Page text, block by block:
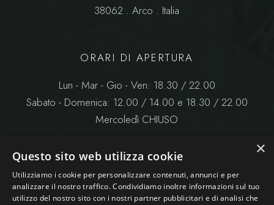
38062 . Arco . Italia
ORARI DI APERTURA
Lun - Mar - Gio - Ven: 18.30 / 22.00
Sabato - Domenica: 12.00 / 14.00 e 18.30 / 22.00
Mercoledì CHIUSO
×
Questo sito web utilizza cookie
Utilizziamo i cookie per personalizzare contenuti, annunci e per
analizzare il nostro traffico. Condividiamo inoltre informazioni sul tuo
utilizzo del nostro sito con i nostri partner pubblicitari e di analisi che